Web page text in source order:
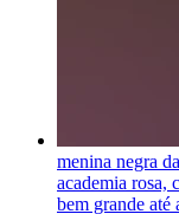
menina negra
academia rosa,
bem grande